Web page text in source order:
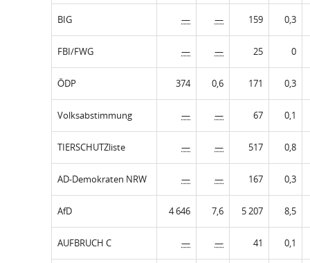
BIG — — 159 0,3
FBI/FWG — — 25 0
ÖDP 374 0,6 171 0,3
Volksabstimmung — — 67 0,1
TIERSCHUTZliste — — 517 0,8
AD-Demokraten NRW — — 167 0,3
AfD 4 646 7,6 5 207 8,5
AUFBRUCH C — — 41 0,1